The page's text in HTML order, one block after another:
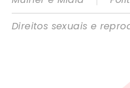
Direitos sexuais e